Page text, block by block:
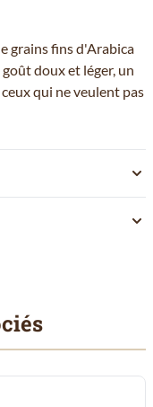
grains fins d'Arabica
doux et léger, un
qui ne veulent pas
du carrousel à